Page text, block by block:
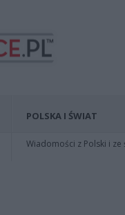
POLSKA I ŚWIAT
Wiadomości z Polski i ze